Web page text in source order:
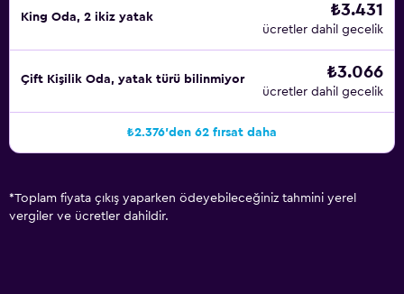
King Oda, 2 ikiz yatak ₺3.431
ücretler dahil gecelik
Çift ​Kişilik Oda, yatak türü bilinmiyor ₺3.066
ücretler dahil gecelik
₺2.376'den 62 fırsat daha
*Toplam fiyata çıkış yaparken ödeyebileceğiniz tahmini yerel
vergiler ve ücretler dahildir.